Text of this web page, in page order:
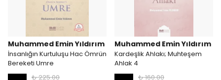
Muhammed Emin Yıldırım
İnsanlığın Kurtuluşu Hac Ömrün
Bereketi Umre
₺ 225.00
Muhammed Emin Yıldırım
Kardeşlik Ahlakı; Muhteşem
Ahlak 4
₺ 160.00